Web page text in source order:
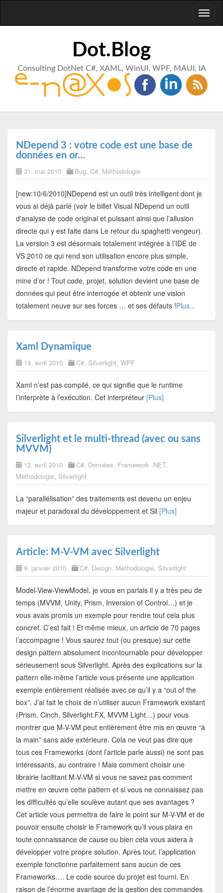
Dot.Blog
Consulting DotNet C#, XAML, WinUI, WPF, MAUI, IA
NDepend 3 : votre code est une base de
données en or…
31. mai 2010 Bug, C#, Méthodologie
[new:10/6/2010]NDepend est un outil très intelligent dont je
vous ai déjà parlé (voir le billet Visual NDepend un outil
d'analyse de code original et puissant ainsi que l’allusion
directe qui y est faite dans Le retour du spaghetti vengeur).
La version 3 est désormais totalement intégrée à l’IDE de
VS 2010 ce qui rend son utilisation encore plus simple,
directe et rapide. NDepend transforme votre code en une
mine d’or ! Tout code, projet, solution devient une base de
données qui peut être interrogée et obtenir une vision
totalement neuve sur ses forces … et ses défauts !Plus...
Xaml Dynamique
14. avril 2010 C#, Silverlight, WPF
Xaml n’est pas compilé, ce qui signifie que le runtime
l’interprète à l’exécution. Cet interpréteur [Plus]
Silverlight et le multi-thread (avec ou sans
MVVM)
12. avril 2010 C#, Données, Framework .NET,
Méthodologie, Silverlight
La “parallélisation” des traitements est devenu un enjeu
majeur et paradoxal du développement et Sil [Plus]
Article: M-V-VM avec Silverlight
9. janvier 2010 C#, Design, Méthodologie, Silverlight
Model-View-ViewModel, je vous en parlais il y a très peu de
temps (MVVM, Unity, Prism, Inversion of Control…) et je
vous avais promis un exemple pour rendre tout cela plus
concret. C’est fait ! Et même mieux, un article de 70 pages
l’accompagne ! Vous saurez tout (ou presque) sur cette
design pattern absolument incontournable pour développer
sérieusement sous Silverlight. Après des explications sur la
pattern elle-même l’article vous présente une application
exemple entièrement réalisée avec ce qu’il y a “out of the
box”. J’ai fait le choix de n’utiliser aucun Framework existant
(Prism, Cinch, Silverlight.FX, MVVM Light…) pour vous
montrer que M-V-VM peut entièrement être mis en œuvre “à
la main” sans aide extérieure. Cela ne veut pas dire que
tous ces Frameworks (dont l’article parle aussi) ne sont pas
intéressants, au contraire ! Mais comment choisir une
librairie facilitant M-V-VM si vous ne savez pas comment
mettre en œuvre cette pattern et si vous ne connaissez pas
les difficultés qu’elle soulève autant que ses avantages ?
Cet article vous permettra de faire le point sur M-V-VM et de
pouvoir ensuite choisir le Framework qu’il vous plaira en
toute connaissance de cause ou bien cela vous aidera à
développer votre propre solution. Après tout, l’application
exemple fonctionne parfaitement sans aucun de ces
Frameworks…. Le code source du projet est fourni. En
raison de l’énorme avantage de la gestion des commandes